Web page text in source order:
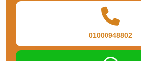
01000948802